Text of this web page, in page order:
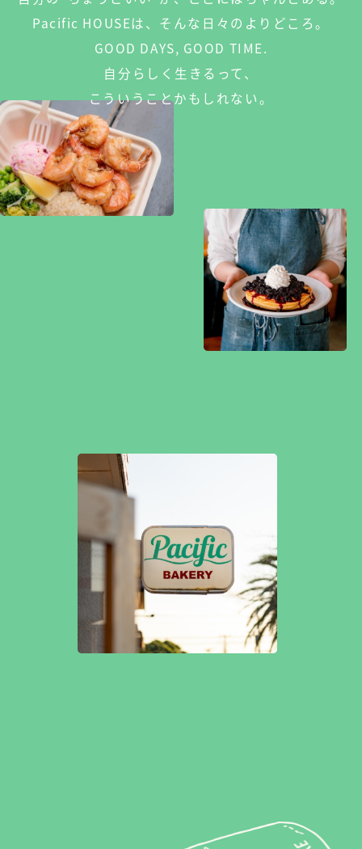
Pacific HOUSEは、そんな日々のよりどころ。
GOOD DAYS, GOOD TIME.
自分らしく生きるって、
こういうことかもしれない。